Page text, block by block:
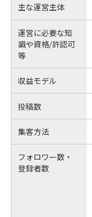
主な運営主体
運営に必要な知
識や資格/許認可
等
収益モデル
投稿数
集客方法
フォロワー数・
登録者数